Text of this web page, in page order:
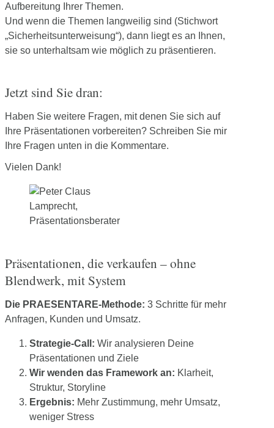
Aufbereitung Ihrer Themen.
Und wenn die Themen langweilig sind (Stichwort
„Sicherheitsunterweisung“), dann liegt es an Ihnen,
sie so unterhaltsam wie möglich zu präsentieren.
Jetzt sind Sie dran:
Haben Sie weitere Fragen, mit denen Sie sich auf
Ihre Präsentationen vorbereiten? Schreiben Sie mir
Ihre Fragen unten in die Kommentare.
Vielen Dank!
Präsentationen, die verkaufen – ohne
Blendwerk, mit System
Die PRAESENTARE-Methode: 3 Schritte für mehr
Anfragen, Kunden und Umsatz.
Strategie-Call: Wir analysieren Deine
Präsentationen und Ziele
Wir wenden das Framework an: Klarheit,
Struktur, Storyline
Ergebnis: Mehr Zustimmung, mehr Umsatz,
weniger Stress